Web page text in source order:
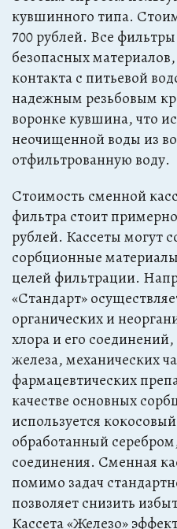
кувшинного типа.
700 рублей. Все
безопасных
контакта с питьевой
надежным резьбовым
воронке кувшина, что
неочищенной воды из
отфильтрованную воду.
Стоимость сменной
фильтра стоит
рублей. Кассеты могут
сорбционные
целей фильтрации.
«Стандарт»
органических и
хлора и его
железа, механических
фармацевтических
качестве основных
используется
обработанный
соединения. Сменная
помимо задач
позволяет снизить
Кассета «Железо»